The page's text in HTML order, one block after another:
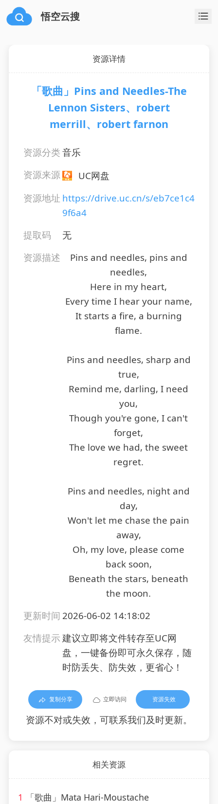
悟空云搜
资源详情
「歌曲」Pins and Needles-The
Lennon Sisters、robert
merrill、robert farnon
资源分类音乐
资源来源
UC网盘
资源地址 https://drive.uc.cn/s/eb7ce1c4
9f6a4
提取码
无
资源描述
Pins and needles, pins and
needles,
Here in my heart,
Every time I hear your name,
It starts a fire, a burning
flame.
Pins and needles, sharp and
true,
Remind me, darling, I need
you,
Though you're gone, I can't
forget,
The love we had, the sweet
regret.
Pins and needles, night and
day,
Won't let me chase the pain
away,
Oh, my love, please come
back soon,
Beneath the stars, beneath
the moon.
更新时间 2026-06-02 14:18:02
友情提示建议立即将文件转存至UC网
盘，一键备份即可永久保存，随
时防丢失、防失效，更省心！
复制分享 立即访问 资源失效
资源不对或失效，可联系我们及时更新。
相关资源
1 「歌曲」Mata Hari-Moustache